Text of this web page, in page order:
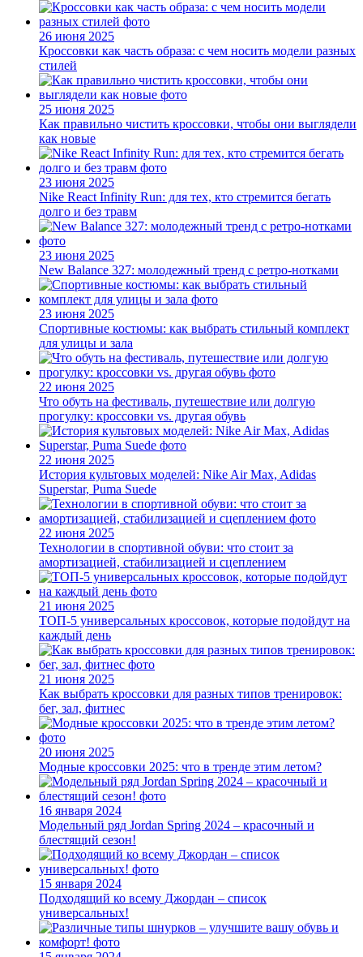
26 июня 2025
Кроссовки как часть образа: с чем носить модели разных
стилей
25 июня 2025
Как правильно чистить кроссовки, чтобы они выглядели
как новые
23 июня 2025
Nike React Infinity Run: для тех, кто стремится бегать
долго и без травм
23 июня 2025
New Balance 327: молодежный тренд с ретро-нотками
23 июня 2025
Спортивные костюмы: как выбрать стильный комплект
для улицы и зала
22 июня 2025
Что обуть на фестиваль, путешествие или долгую
прогулку: кроссовки vs. другая обувь
22 июня 2025
История культовых моделей: Nike Air Max, Adidas
Superstar, Puma Suede
22 июня 2025
Технологии в спортивной обуви: что стоит за
амортизацией, стабилизацией и сцеплением
21 июня 2025
ТОП-5 универсальных кроссовок, которые подойдут на
каждый день
21 июня 2025
Как выбрать кроссовки для разных типов тренировок:
бег, зал, фитнес
20 июня 2025
Модные кроссовки 2025: что в тренде этим летом?
16 января 2024
Модельный ряд Jordan Spring 2024 – красочный и
блестящий сезон!
15 января 2024
Подходящий ко всему Джордан – список
универсальных!